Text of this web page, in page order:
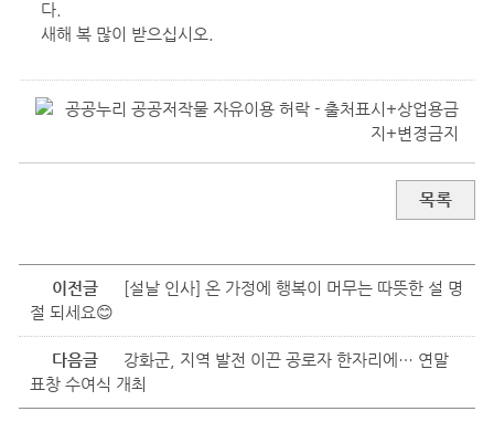
다.
새해 복 많이 받으십시오.
목록
이전글
[설날 인사] 온 가정에 행복이 머무는 따뜻한 설 명
절 되세요😊
다음글
강화군, 지역 발전 이끈 공로자 한자리에… 연말
표창 수여식 개최